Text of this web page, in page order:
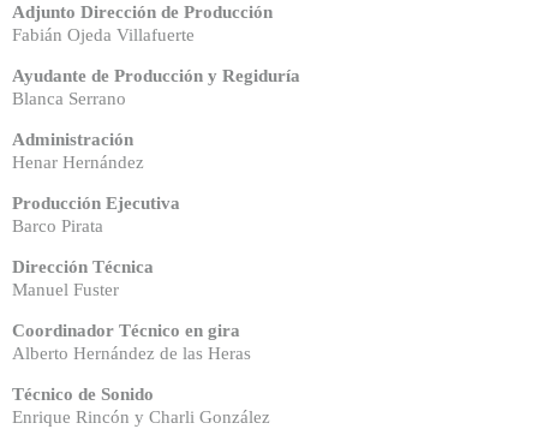
Adjunto Dirección de Producción
Fabián Ojeda Villafuerte
Ayudante de Producción y Regiduría
Blanca Serrano
Administración
Henar Hernández
Producción Ejecutiva
Barco Pirata
Dirección Técnica
Manuel Fuster
Coordinador Técnico en gira
Alberto Hernández de las Heras
Técnico de Sonido
Enrique Rincón y Charli González